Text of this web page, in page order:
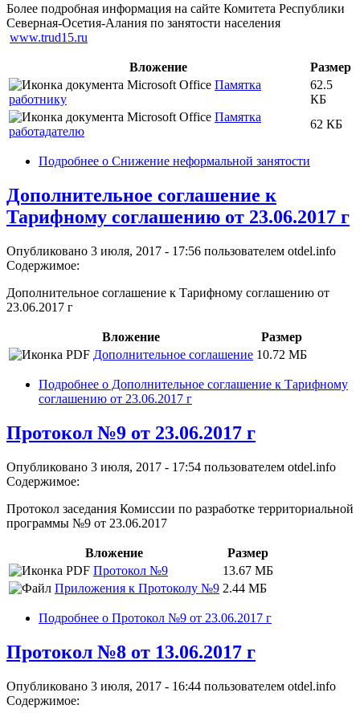
Более подробная информация на сайте Комитета Республики
Северная-Осетия-Алания по занятости населения
www.trud15.ru
Вложение
Размер
Памятка
работнику
62.5
КБ
Памятка
работадателю
62 КБ
Подробнее о Снижение неформальной занятости
Дополнительное соглашение к
Тарифному соглашению от 23.06.2017 г
Опубликовано 3 июля, 2017 - 17:56 пользователем otdel.info
Содержимое:
Дополнительное соглашение к Тарифному соглашению от
23.06.2017 г
Вложение
Размер
Дополнительное соглашение 10.72 МБ
Подробнее о Дополнительное соглашение к Тарифному
соглашению от 23.06.2017 г
Протокол №9 от 23.06.2017 г
Опубликовано 3 июля, 2017 - 17:54 пользователем otdel.info
Содержимое:
Протокол заседания Комиссии по разработке территориальной
программы №9 от 23.06.2017
Вложение
Размер
Протокол №9
13.67 МБ
Приложения к Протоколу №9 2.44 МБ
Подробнее о Протокол №9 от 23.06.2017 г
Протокол №8 от 13.06.2017 г
Опубликовано 3 июля, 2017 - 16:44 пользователем otdel.info
Содержимое: